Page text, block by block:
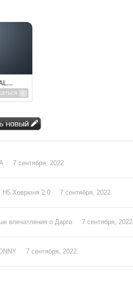
0
7 сентября, 2022
H5 Ховрюня 2.0 7 сентября, 2022
впечатления о Дарго 7 сентября, 2022
7 сентября, 2022